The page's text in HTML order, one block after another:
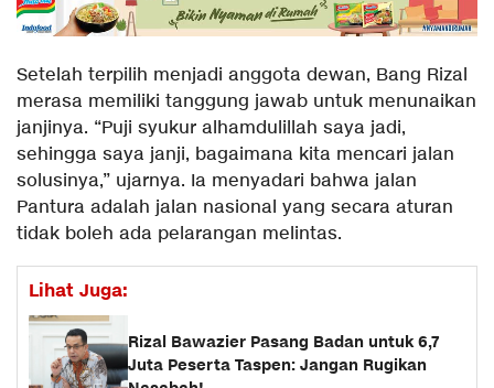
Setelah terpilih menjadi anggota dewan, Bang Rizal
merasa memiliki tanggung jawab untuk menunaikan
janjinya. “Puji syukur alhamdulillah saya jadi,
sehingga saya janji, bagaimana kita mencari jalan
solusinya,” ujarnya. Ia menyadari bahwa jalan
Pantura adalah jalan nasional yang secara aturan
tidak boleh ada pelarangan melintas.
Lihat Juga:
Rizal Bawazier Pasang Badan untuk 6,7
Juta Peserta Taspen: Jangan Rugikan